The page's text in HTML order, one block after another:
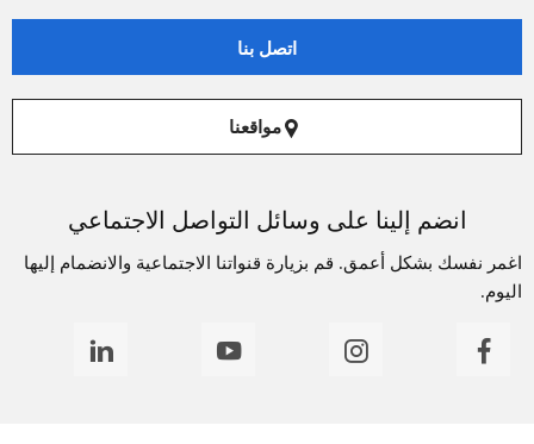
اتصل بنا
مواقعنا
انضم إلينا على وسائل التواصل الاجتماعي
اغمر نفسك بشكل أعمق. قم بزيارة قنواتنا الاجتماعية والانضمام إليها
اليوم.